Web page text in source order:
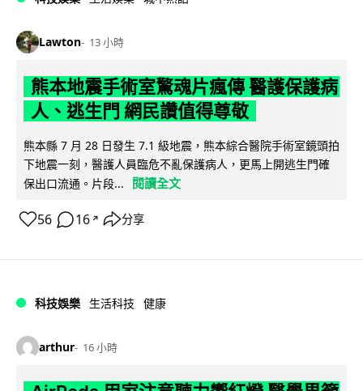
Lawton 13 小時
熊本地震手術室驚魂片瘋傳 醫護保護病
人、逃生門 網民讚值得尊敬
熊本縣 7 月 28 日發生 7.1 級地震，熊本綜合醫院手術室鏡頭拍
下地震一刻，醫護人員臨危不亂保護病人，更馬上開逃生門確
保出口流通。片段...
閱讀全文
56 16 ↗ 分享
科技娛樂 生活科技 健康
arthur 16 小時